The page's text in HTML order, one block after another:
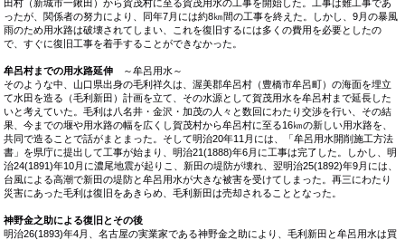
田村（新城市一鍬田）から賀茂村に至る賀茂用水の工事を開始した。工事は難工事であ
ったが、関係者の努力により、同年7月には約8㎞間の工事を終えた。しかし、9月の暴風
雨のため用水路は破壊されてしまい、これを復旧するには多くの費用を必要としたの
で、すぐに復旧工事を着手することができなかった。
牟呂村までの用水路延伸
～牟呂用水～
そのような中、山口県出身の毛利祥久は、渥美郡牟呂村（豊橋市牟呂町）の海面を埋立
て水田を造る（毛利新田）計画を立て、その水源として賀茂用水を牟呂村まで延長した
いと考えていた。毛利は八名井・金沢・加茂の人々と数回にわたり交渉を行い、その結
果、今までの堰や用水路の幅を広くし賀茂村から牟呂村に至る16㎞の新しい用水路を、
共同で造ることで話がまとまった。そして明治20年11月には、「牟呂用水開削施工方法
書」を県庁に提出して工事が始まり、明治21(1888)年6月に工事は完了した。しかし、明
治24(1891)年10月に濃尾地震が起りこ、新田の堤防が壊れ、翌明治25(1892)年9月には、
台風による高潮で新田の堤防と牟呂用水が大きな被害を受けてしまった。再三にわたり
災害にあった毛利は復旧をあきらめ、毛利新田は売却されることとなった。
神野金之助による復旧とその後
明治26(1893)年4月、名古屋の実業家である神野金之助により、毛利新田と牟呂用水は買